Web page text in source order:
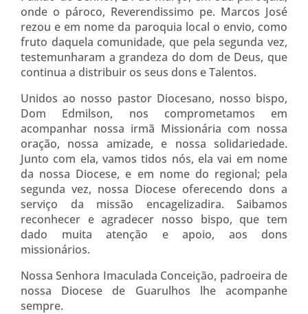
onde o pároco, Reverendissimo pe. Marcos José
rezou e em nome da paroquia local o envio, como
fruto daquela comunidade, que pela segunda vez,
testemunharam a grandeza do dom de Deus, que
continua a distribuir os seus dons e Talentos.
Unidos ao nosso pastor Diocesano, nosso bispo,
Dom Edmilson, nos comprometamos em
acompanhar nossa irmã Missionária com nossa
oração, nossa amizade, e nossa solidariedade.
Junto com ela, vamos tidos nós, ela vai em nome
da nossa Diocese, e em nome do regional; pela
segunda vez, nossa Diocese oferecendo dons a
serviço da missão encagelizadira. Saibamos
reconhecer e agradecer nosso bispo, que tem
dado muita atenção e apoio, aos dons
missionários.
Nossa Senhora Imaculada Conceição, padroeira de
nossa Diocese de Guarulhos lhe acompanhe
sempre.